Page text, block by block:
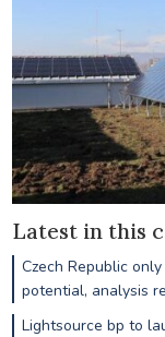
Latest in this
Czech Republic
potential, analysis
Lightsource bp to